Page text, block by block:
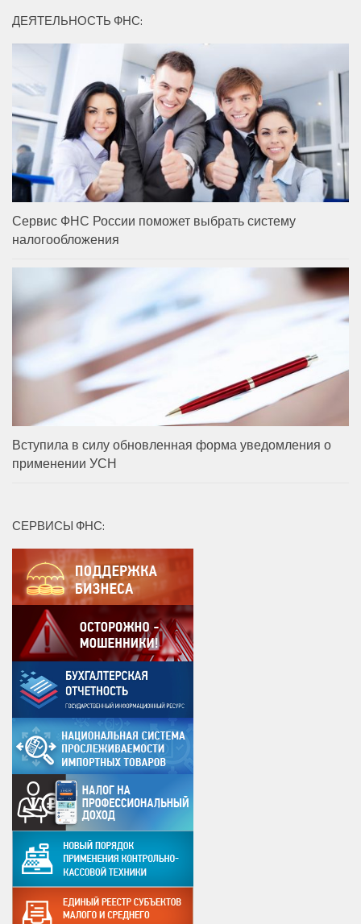
ДЕЯТЕЛЬНОСТЬ ФНС:
Сервис ФНС России поможет выбрать систему
налогообложения
Вступила в силу обновленная форма уведомления о
применении УСН
СЕРВИСЫ ФНС: